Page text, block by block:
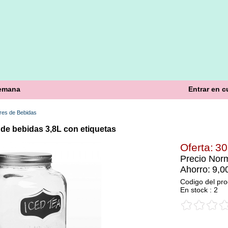
Entrar en
de Bebidas
bebidas 3,8L con etiquetas
Oferta:
Precio
Ahorro:
Codigo del
En stock : 2